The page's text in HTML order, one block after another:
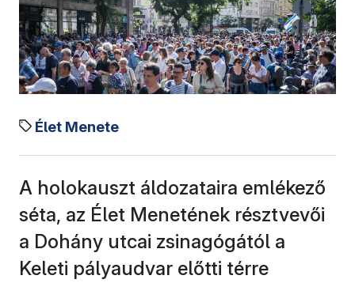
Élet Menete
A holokauszt áldozataira emlékező
séta, az Élet Menetének résztvevői
a Dohány utcai zsinagógától a
Keleti pályaudvar előtti térre